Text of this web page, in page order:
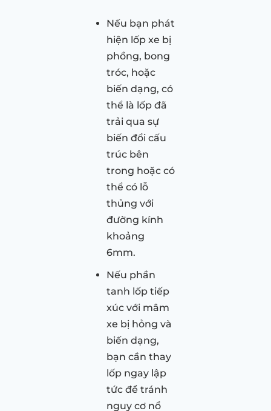
Nếu bạn phát
hiện lốp xe bị
phồng, bong
tróc, hoặc
biến dạng, có
thể là lốp đã
trải qua sự
biến đổi cấu
trúc bên
trong hoặc có
thể có lỗ
thủng với
đường kính
khoảng
6mm.
Nếu phần
tanh lốp tiếp
xúc với mâm
xe bị hỏng và
biến dạng,
bạn cần thay
lốp ngay lập
tức để tránh
nguy cơ nổ